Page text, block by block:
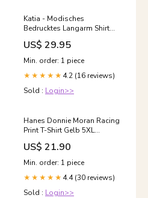
Katia - Modisches
Bedrucktes Langarm Shirt
Mit V-Ausschnitt Größe:M
US$ 29.95
Min. order: 1 piece
★★★★★ 4.2 (16 reviews)
Sold : Login>>
Hanes Donnie Moran Racing
Print T-Shirt Gelb 5XL
Ttitle:Default Title
US$ 21.90
Min. order: 1 piece
★★★★★ 4.4 (30 reviews)
Sold : Login>>